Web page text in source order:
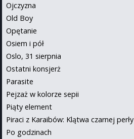
Ojczyzna
Old Boy
Opętanie
Osiem i pół
Oslo, 31 sierpnia
Ostatni konsjerż
Parasite
Pejzaż w kolorze sepii
Piąty element
Piraci z Karaibów: Klątwa czarnej perły
Po godzinach